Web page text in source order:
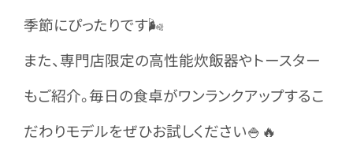
季節にぴったりです🌬
また、専門店限定の高性能炊飯器やトースター
もご紹介。毎日の食卓がワンランクアップするこ
だわりモデルをぜひお試しください🍚🔥